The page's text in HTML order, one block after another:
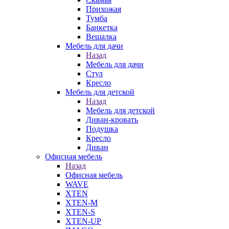
Прихожая
Тумба
Банкетка
Вешалка
Мебель для дачи
Назад
Мебель для дачи
Стул
Кресло
Мебель для детской
Назад
Мебель для детской
Диван-кровать
Подушка
Кресло
Диван
Офисная мебель
Назад
Офисная мебель
WAVE
XTEN
XTEN-M
XTEN-S
XTEN-UP